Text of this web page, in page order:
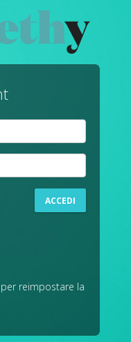
ACCEDI
per reimpostare la